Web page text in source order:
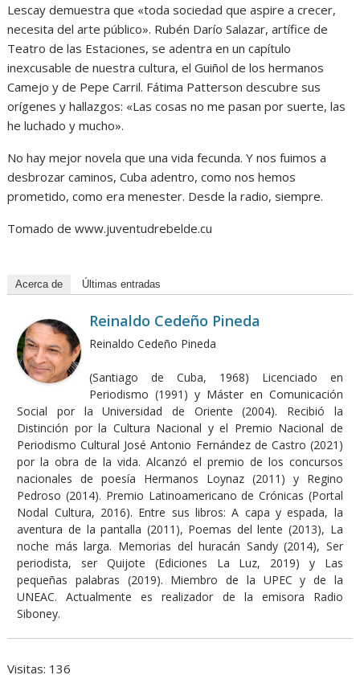
Lescay demuestra que «toda sociedad que aspire a crecer,
necesita del arte público». Rubén Darío Salazar, artífice de
Teatro de las Estaciones, se adentra en un capítulo
inexcusable de nuestra cultura, el Guiñol de los hermanos
Camejo y de Pepe Carril. Fátima Patterson descubre sus
orígenes y hallazgos: «Las cosas no me pasan por suerte, las
he luchado y mucho».
No hay mejor novela que una vida fecunda. Y nos fuimos a
desbrozar caminos, Cuba adentro, como nos hemos
prometido, como era menester. Desde la radio, siempre.
Tomado de www.juventudrebelde.cu
Acerca de Últimas entradas
Reinaldo Cedeño Pineda
Reinaldo Cedeño Pineda
(Santiago de Cuba, 1968) Licenciado en
Periodismo (1991) y Máster en Comunicación
Social por la Universidad de Oriente (2004). Recibió la
Distinción por la Cultura Nacional y el Premio Nacional de
Periodismo Cultural José Antonio Fernández de Castro (2021)
por la obra de la vida. Alcanzó el premio de los concursos
nacionales de poesía Hermanos Loynaz (2011) y Regino
Pedroso (2014). Premio Latinoamericano de Crónicas (Portal
Nodal Cultura, 2016). Entre sus libros: A capa y espada, la
aventura de la pantalla (2011), Poemas del lente (2013), La
noche más larga. Memorias del huracán Sandy (2014), Ser
periodista, ser Quijote (Ediciones La Luz, 2019) y Las
pequeñas palabras (2019). Miembro de la UPEC y de la
UNEAC. Actualmente es realizador de la emisora Radio
Siboney.
Visitas: 136